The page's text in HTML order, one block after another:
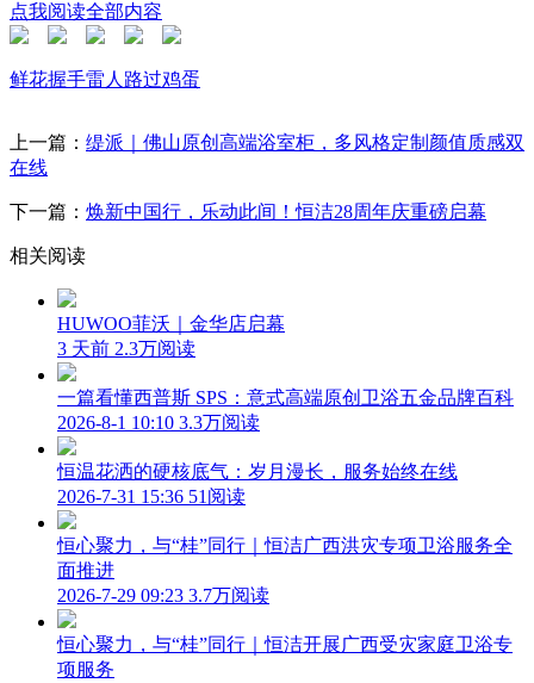
点我阅读全部内容
鲜花握手雷人 路过鸡蛋
上一篇： 缇派｜佛山原创高端浴室柜，多风格定制颜值质感双
在线
下一篇： 焕新中国行，乐动此间！恒洁28周年庆重磅启幕
相关阅读
HUWOO菲沃｜金华店启幕
3 天前 2.3万阅读
一篇看懂西普斯 SPS：意式高端原创卫浴五金品牌百科
2026-8-1 10:10 3.3万阅读
恒温花洒的硬核底气：岁月漫长，服务始终在线
2026-7-31 15:36 51阅读
恒心聚力，与“桂”同行｜恒洁广西洪灾专项卫浴服务全
面推进
2026-7-29 09:23 3.7万阅读
恒心聚力，与“桂”同行｜恒洁开展广西受灾家庭卫浴专
项服务